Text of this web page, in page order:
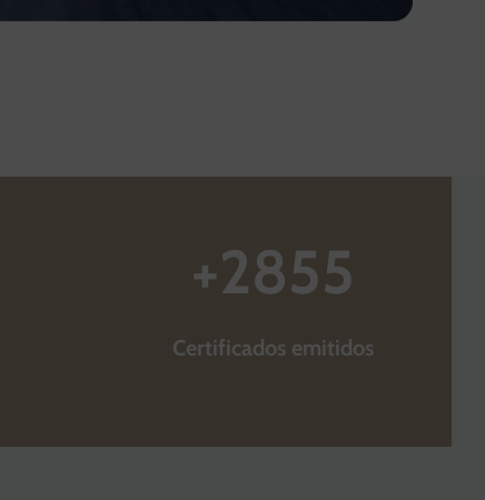
+2855
Certificados emitidos